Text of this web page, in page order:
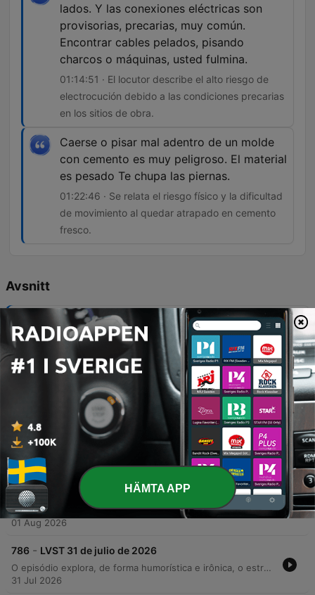
lados. Y las conexiones eléctricas son
provisorias, precarias, muy común.
Encontrar cables pelados, pisando
charcos o máquinas, usted fulmina.
01:14:51 · El locutor describe el alto riesgo de
electrocución debido a las condiciones precarias
en los sitios de obra.
Caerse o pisar mal adentro de un molde
con cemento es muy peligroso. El material
es pesado Te chupa las piernas.
01:22:46 · Se relata el riesgo físico y la dificultad
de movimiento al quedar atrapado en cemento
fresco.
Avsnitt
790 LVST 6 de agosto de 2026
Los presentadores inician con una agenda de eventos culturales y un análisis humorístico sobre hábitos de higiene personal, abordando desde el cuidado del cabello hasta la limpieza de pies y anteojos. La charla transita hacia temas históricos, explorando las catástrofes del año 536, para finalizar con un repaso por los peligros laborales en la construcción y la interacción con la audiencia.
06 Aug 2026
789 - LVST 5 de agosto de 2026
El programa inicia con la presentación de sus conductores y el anuncio de próximos eventos culturales en La Trastienda, el Teatro Helios y el Antel Arena. A través de un tono humorístico, se explora el desafío que representa para los habitantes de la ciudad participar en festivales de doma, analizando desde el reglamento y la vestimenta hasta las tradiciones del mate y el entrenamiento. Posteriormente, el episodio aborda un debate histórico sobre la verdadera autoría de las obras de William Shakespeare, examinando diversas teorías conspirativas. El programa concluye con una sección de interacción con los oyentes y una parodia cómica sobre las complicaciones y situaciones estresantes de los viajes familiares en automóvil.
788 - LVST 4 de agosto de 2026
Este episódio percorre uma jornada de diálogos que transitam entre o surrealismo cômico e a nostalgia histórica. A conversa inicia com discussões absurdas sobre a escolha de carnes para churrascos, abordando desde critérios bizarros de seleção até dietas alternativas inusitadas. A narrativa evolui para memórias de confeitaria artesanal e técnicas de cultivo, antes de mergulhar na exploração histórica da poesia na China durante a dinastia Tang, focando na vida do poeta Li Po. O episódio encerra com reflexões sobre segurança doméstica, manutenção de portas e memórias pessoais sobre consultórios de psicanálise e trajetórias de vida.
04 Aug 2026
787 - LVST 1 de agosto de 2026
En este episodio, los comediantes exploran a través de sketches cómicos la conflictiva relación entre padres e hijos adolescentes, abordando el choque generacional, la vestimenta y el uso de lenguaje obsoleto. La sátira continúa analizando diversas situaciones sociales y familiares, desde la intrusión parental hasta conflictos escolares. Posteriormente, el programa transita hacia la narración de la leyenda del Holandés Errante y sus avistamientos históricos, para finalmente discutir con humor los desafíos logísticos y sociales de organizar fiestas en casa, incluyendo temas como el presupuesto, la gestión de invitados y las posibles complicaciones con los vecinos.
01 Aug 2026
786 - LVST 31 de julio de 2026
O episódio explora, de forma humorística e irônica, o estresse inerente a diversas profissões, desde heladeiros e tosadores até controladores aéreos e motoristas de transporte urbano. Através de situações exageradas, os apresentadores analisam a carga mental e os desafios operacionais de ocupações que exigem alta vigilância ou controle emocional. A discussão transita para uma introdução biográfica sobre o filósofo George Gurdjieff, detalhando sua busca por verdades ocultas e a formulação do 'Quarto Caminho'. O programa encerra com um jogo de curiosidades sobre os oceanos e um debate dramático simulando um ambiente de tribunal.
31 Jul 2026
HÄMTA APP